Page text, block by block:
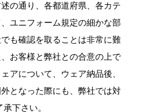
の通り、各都道府県、各カテ
ユニフォーム規定の細かな部
も確認を取ることは非常に難
お客様と弊社との合意の上で
アについて、ウェア納品後、
となった際にも、弊社では対
下さい。